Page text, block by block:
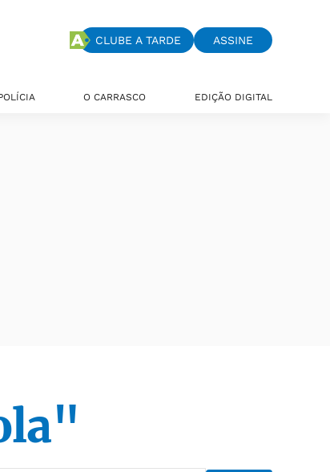
CLUBE A TARDE ASSINE
O CARRASCO EDIÇÃO DIGITAL